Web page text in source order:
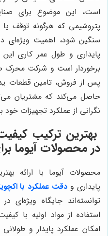
است، این موضوع برای
پتروشیمی که هرگونه توقف
سنگین شود، اهمیت ویژه‌ای
پایداری و طول عمر کاری
برخوردار است و شرکت محرک
پس از فروش، تامین قطعات
حاصل می‌کند که مشتریان
نگرانی از عملکرد تجهیزات خود
بهترین ترکیب
در محصولات آیوما
محصولات آیوما با ارائه
پایداری و دقت عملکرد با
توانسته‌اند جایگاه ویژه‌ای
استفاده از مواد اولیه با
امکان عملکرد پایدار و